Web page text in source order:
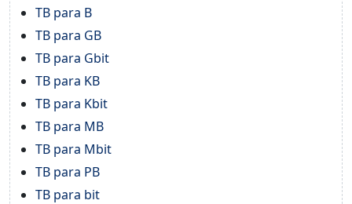
TB para B
TB para GB
TB para Gbit
TB para KB
TB para Kbit
TB para MB
TB para Mbit
TB para PB
TB para bit